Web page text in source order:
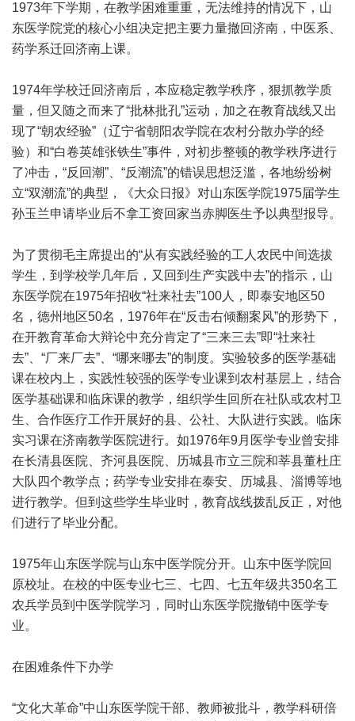
1973年下学期，在教学困难重重，无法维持的情况下，山
东医学院党的核心小组决定把主要力量撤回济南，中医系、
药学系迁回济南上课。
1974年学校迁回济南后，本应稳定教学秩序，狠抓教学质
量，但又随之而来了“批林批孔”运动，加之在教育战线又出
现了“朝农经验”（辽宁省朝阳农学院在农村分散办学的经
验）和“白卷英雄张铁生”事件，对初步整顿的教学秩序进行
了冲击，“反回潮”、“反潮流”的错误思想泛滥，各地纷纷树
立“双潮流”的典型，《大众日报》对山东医学院1975届学生
孙玉兰申请毕业后不拿工资回家当赤脚医生予以典型报导。
为了贯彻毛主席提出的“从有实践经验的工人农民中间选拔
学生，到学校学几年后，又回到生产实践中去”的指示，山
东医学院在1975年招收“社来社去”100人，即泰安地区50
名，德州地区50名，1976年在“反击右倾翻案风”的形势下，
在开教育革命大辩论中充分肯定了“三来三去”即“社来社
去”、“厂来厂去”、“哪来哪去”的制度。实验较多的医学基础
课在校内上，实践性较强的医学专业课到农村基层上，结合
医学基础课和临床课的教学，组织学生回所在社队或农村卫
生、合作医疗工作开展好的县、公社、大队进行实践。临床
实习课在济南教学医院进行。如1976年9月医学专业曾安排
在长清县医院、齐河县医院、历城县市立三院和莘县董杜庄
大队四个教学点；药学专业安排在泰安、历城县、淄博等地
进行教学。但到这些学生毕业时，教育战线拨乱反正，对他
们进行了毕业分配。
1975年山东医学院与山东中医学院分开。山东中医学院回
原校址。在校的中医专业七三、七四、七五年级共350名工
农兵学员到中医学院学习，同时山东医学院撤销中医学专
业。
在困难条件下办学
“文化大革命”中山东医学院干部、教师被批斗，教学科研倍